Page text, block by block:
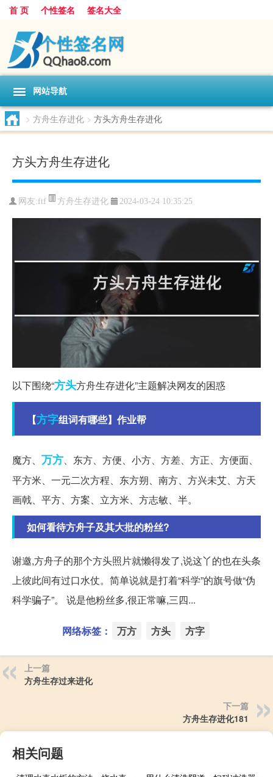
首 页 个性签名 签名大全
网站导航
> 方舟生存进化 > 方头方舟生存进化
方头方舟生存进化
网友:ftf 方舟生存进化 2024-03-24 10:35:25
以下围绕“方头方舟生存进化”主题解决网友的困惑
【方字组词有哪些】作业帮
魔方、 万方、东方、方便、小方、方差、方正、方便面、
平方米、一元二次方程、东方朔、南方、方兴未艾、方天
画戟、平方、方案、立方米、方志敏、半。
如何看待方舟子及其大批的粉丝?
谢邀,方舟子的那个方头照片就懒得发了,说这丫的也在头条
上彼此间有过口水仗。简单说就是打着“科学”的旗号做“伪
科学骗子”。 说是他粉丝多,很正常嘛,三四...
网络标签： 万方 方头 方字
上一篇
方舟生存过来进化
下一篇
方舟生存进化181
相关问题